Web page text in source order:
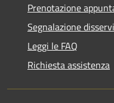
Prenotazione
Segnalazione
Leggi le FAQ
Richiesta assistenza